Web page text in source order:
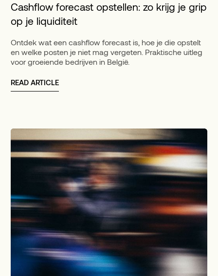
Cashflow forecast opstellen: zo krijg je grip
op je liquiditeit
Ontdek wat een cashflow forecast is, hoe je die opstelt
en welke posten je niet mag vergeten. Praktische uitleg
voor groeiende bedrijven in België.
READ ARTICLE